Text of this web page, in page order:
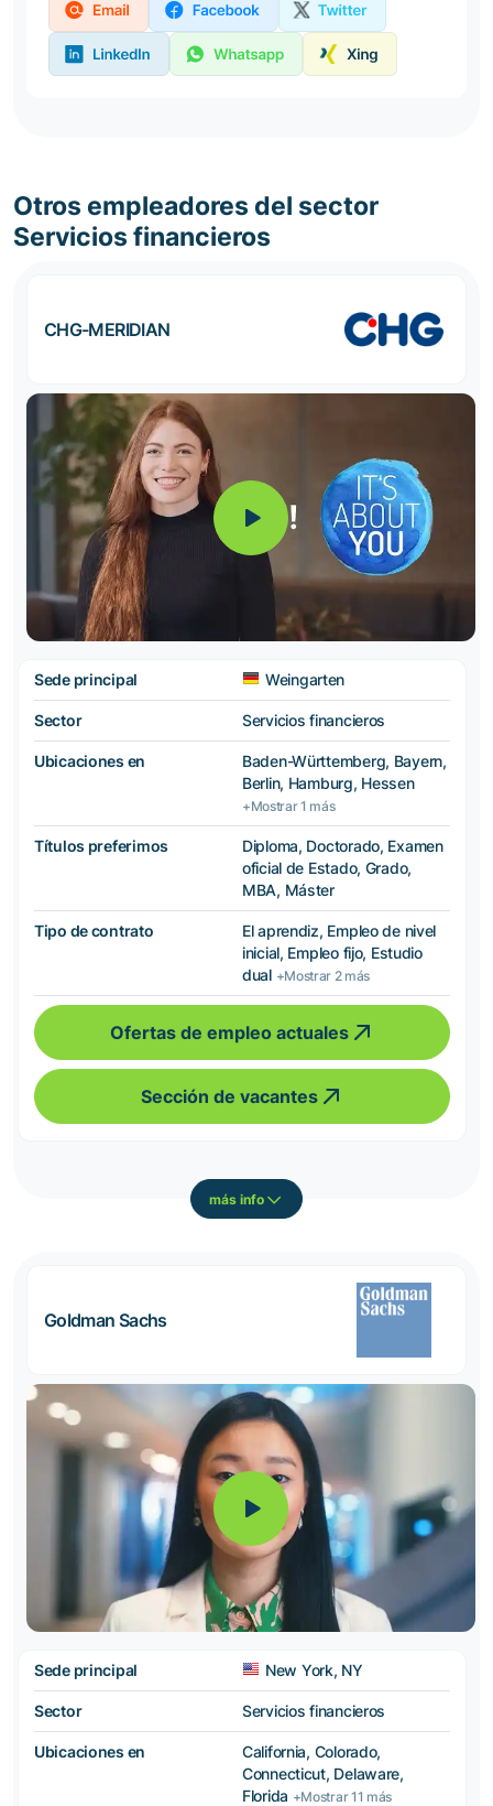
Otros empleadores del sector
Servicios financieros
CHG-MERIDIAN
Sede principal Weingarten
Sector Servicios financieros
Ubicaciones en
Baden-Württemberg, Bayern,
Berlin, Hamburg, Hessen
+Mostrar 1 más
Títulos preferimos
Diploma, Doctorado, Examen
oficial de Estado, Grado,
MBA, Máster
Tipo de contrato
El aprendiz, Empleo de nivel
inicial, Empleo fijo, Estudio
dual +Mostrar 2 más
Ofertas de empleo actuales
Sección de vacantes
más info
Goldman Sachs
Sede principal New York, NY
Sector Servicios financieros
Ubicaciones en
California, Colorado,
Connecticut, Delaware,
Florida +Mostrar 11 más